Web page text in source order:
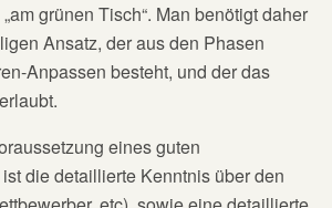
grünen Tisch“. Man benötigt daher
Ansatz, der aus den Phasen
Anpassen besteht, und der das
eines guten
die detaillierte Kenntnis über den